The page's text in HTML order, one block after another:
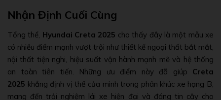
Nhận Định Cuối Cùng
Tổng thể, Hyundai Creta 2025 cho thấy đây là một mẫu xe
có nhiều điểm mạnh vượt trội như thiết kế ngoại thất bắt mắt,
nội thất tiện nghi, hiệu suất vận hành mạnh mẽ và hệ thống
an toàn tiên tiến. Những ưu điểm này đã giúp Creta
2025 khẳng định vị thế của mình trong phân khúc xe hạng B,
mang đến trải nghiệm lái xe hiện đại và đáng tin cậy cho